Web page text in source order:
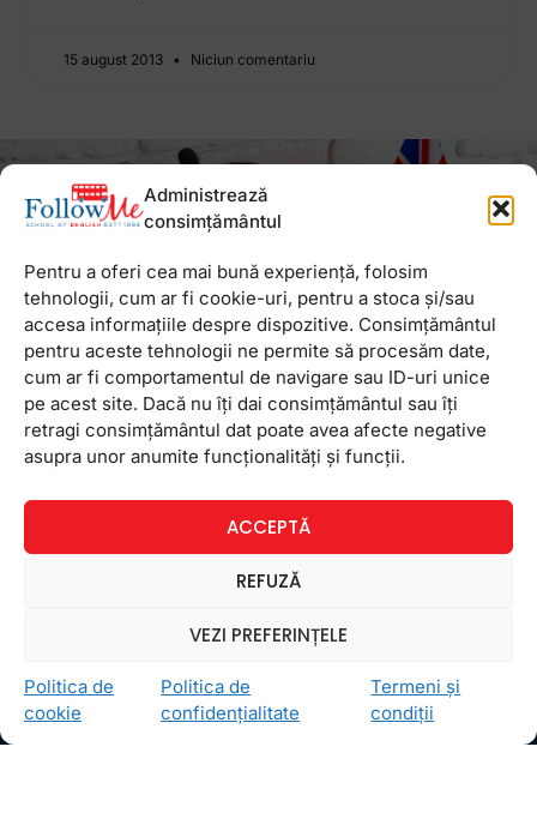
Administrează
consimțământul
Pentru a oferi cea mai bună experiență, folosim
tehnologii, cum ar fi cookie-uri, pentru a stoca și/sau
accesa informațiile despre dispozitive. Consimțământul
pentru aceste tehnologii ne permite să procesăm date,
cum ar fi comportamentul de navigare sau ID-uri unice
pe acest site. Dacă nu îți dai consimțământul sau îți
retragi consimțământul dat poate avea afecte negative
asupra unor anumite funcționalități și funcții.
ACCEPTĂ
REFUZĂ
VEZI PREFERINȚELE
Politica de
cookie
Politica de
confidențialitate
Termeni și
condiții
15 august 2013 Niciun comentariu
Newsletter
Ceea ce ne ghidează pe toţi cei din echipa FollowMe
este motto-ulÎnvaţă zâmbind . Vrem să realizăm asta
FollowMe Vitan
Informații Utile